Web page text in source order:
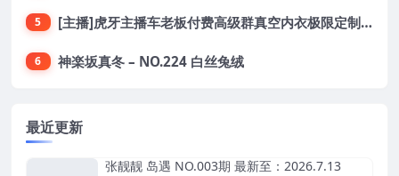
5 [主播]虎牙主播车老板付费高级群真空内衣极限定制8分19
6 神楽坂真冬 – NO.224 白丝兔绒
最近更新
张靓靓 岛遇 NO.003期 最新至：2026.7.13